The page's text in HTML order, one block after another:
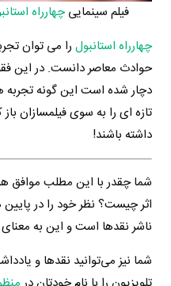
فیلم سینماییچهارراه
چهارراه استانبول را می توان
حوادث معاصر دانست. در این
دچار شده است این گونه
تازه ای را به سوی فیلمسازان
داشته باشند!
شما چقدر با این مطلب موافق
اثر چیست؟ نظر خود را در
ناشر نقدها است و این به
شما نیز می‌توانید نقدها و